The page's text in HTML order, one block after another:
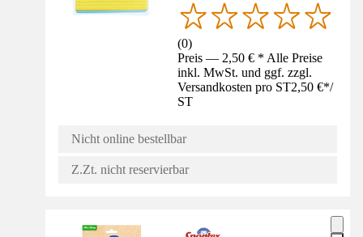
(0)
Preis — 2,50 € * Alle Preise
inkl. MwSt. und ggf. zzgl.
Versandkosten pro ST2,50 €*/
ST
Nicht online bestellbar
Z.Zt. nicht reservierbar